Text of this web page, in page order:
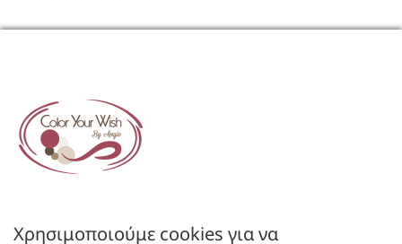
ΚΑΤΑΣΤΗΜΑ
Εγγραφή Χονδρικής
Χρησιμοποιούμε cookies για να